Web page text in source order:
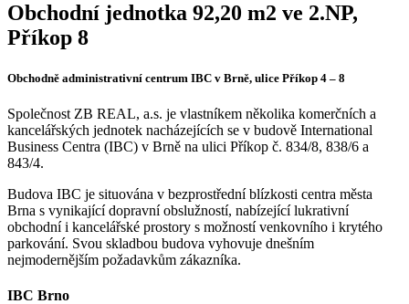
Obchodní jednotka 92,20 m2 ve 2.NP,
Příkop 8
Obchodně administrativní centrum IBC v Brně, ulice Příkop 4 – 8
Společnost ZB REAL, a.s. je vlastníkem několika komerčních a
kancelářských jednotek nacházejících se v budově International
Business Centra (IBC) v Brně na ulici Příkop č. 834/8, 838/6 a
843/4.
Budova IBC je situována v bezprostřední blízkosti centra města
Brna s vynikající dopravní obslužností, nabízející lukrativní
obchodní i kancelářské prostory s možností venkovního i krytého
parkování. Svou skladbou budova vyhovuje dnešním
nejmodernějším požadavkům zákazníka.
IBC Brno